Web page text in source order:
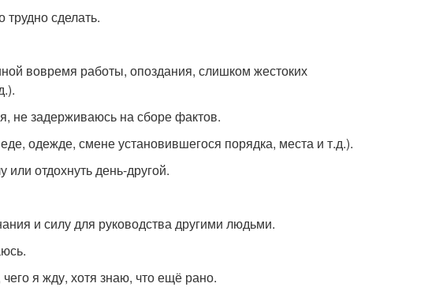
трудно сделать.
вовремя работы, опоздания, слишком жестоких
не задерживаюсь на сборе фактов.
одежде, смене установившегося порядка, места и т.д.).
или отдохнуть день-другой.
и силу для руководства другими людьми.
я жду, хотя знаю, что ещё рано.